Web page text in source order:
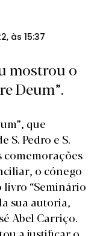
às 15:37
mostrou o
Deum”.
, que
S. Pedro e S.
comemorações
o cónego
livro “Seminário
sua autoria,
Abel Carriço.